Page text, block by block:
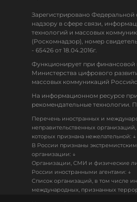
Зарегистрировано Федеральной
надзору в сфере связи,
технологий и массовых
(Роскомнадзор), номер
- 65426 от 18.04.2016г.
Функционирует при
Министерства цифрового
массовых коммуникаций
На информационном ресурсе
рекомендательные технологии.
Перечень иностранных и
неправительственных организаций,
которых признана нежелательной: ↓
В России признаны
организации: ↓
Организации, СМИ и физические
России иностранными агентами: ↓
Список организаций, в том числе
международных, признанных